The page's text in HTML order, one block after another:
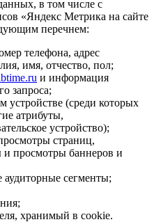
в том числе с
«Яндекс Метрика на сайте
перечнем:
телефона, адрес
имя, отчество, пол;
и информация
запроса;
устройстве (среди которых
атрибуты,
устройство);
страниц,
и просмотры баннеров и
сегменты;
хранимый в cookie.